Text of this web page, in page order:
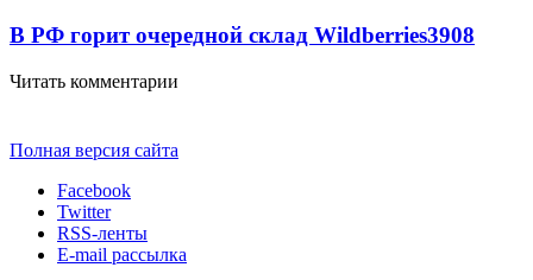
В РФ горит очередной склад Wildberries3908
Читать комментарии
Полная версия сайта
Facebook
Twitter
RSS-ленты
E-mail рассылка